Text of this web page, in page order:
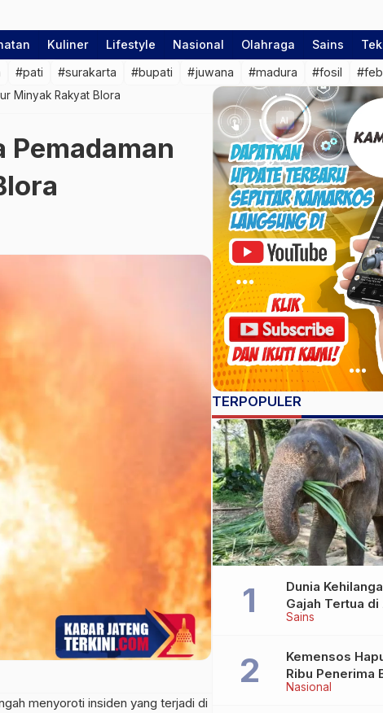
Kuliner Lifestyle Nasional Olahraga Sains
#pati #surakarta #bupati #juwana #madura #fosil
Minyak Rakyat Blora
Pemadaman
menyoroti insiden yang terjadi di
TERPOPULER
Sains
Dunia
Gajah Tertua di
Wafat di Usia
Nasional
Kemensos
Ribu Penerima
yang Terlibat